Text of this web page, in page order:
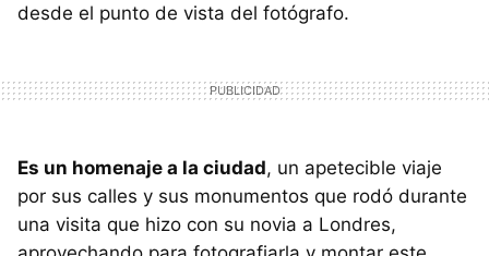
desde el punto de vista del fotógrafo.
Es un homenaje a la ciudad, un apetecible viaje
por sus calles y sus monumentos que rodó durante
una visita que hizo con su novia a Londres,